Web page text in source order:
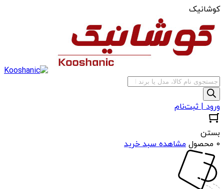
کوشانیک
جستجوی
محصولات
ورود | ثبت‌نام
بستن
0 محصول
مشاهده سبد خرید